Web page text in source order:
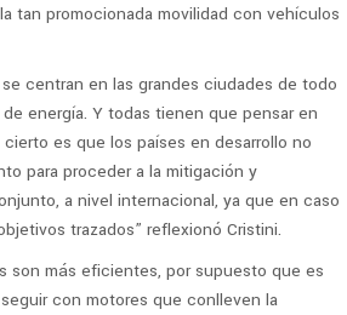
tan promocionada movilidad con vehículos
centran en las grandes ciudades de todo
energía. Y todas tienen que pensar en
es que los países en desarrollo no
para proceder a la mitigación y
a nivel internacional, ya que en caso
trazados” reflexionó Cristini.
son más eficientes, por supuesto que es
con motores que conlleven la